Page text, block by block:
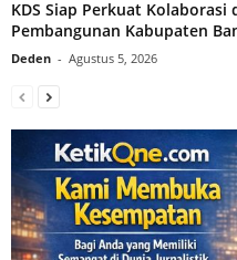
KDS Siap Perkuat
Pembangunan Kabupaten
Deden - Agustus 5, 2026